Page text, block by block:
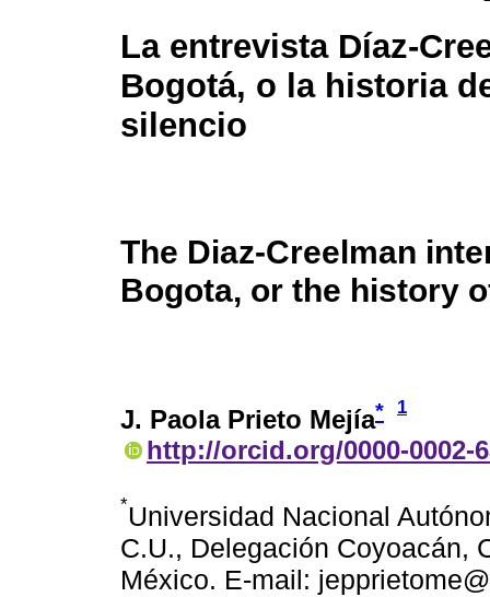
La entrevista Díaz-
Bogotá, o la historia
silencio
The Diaz-Creelman
Bogota, or the history
J. Paola Prieto Mejía* 1
http://orcid.org/0000-0002-
*Universidad Nacional
C.U., Delegación Coyoacán,
México. E-mail: